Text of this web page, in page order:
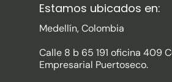
Estamos ubicados en:
Medellín, Colombia
Calle 8 b 65 191 oficina 409
Empresarial Puertoseco.